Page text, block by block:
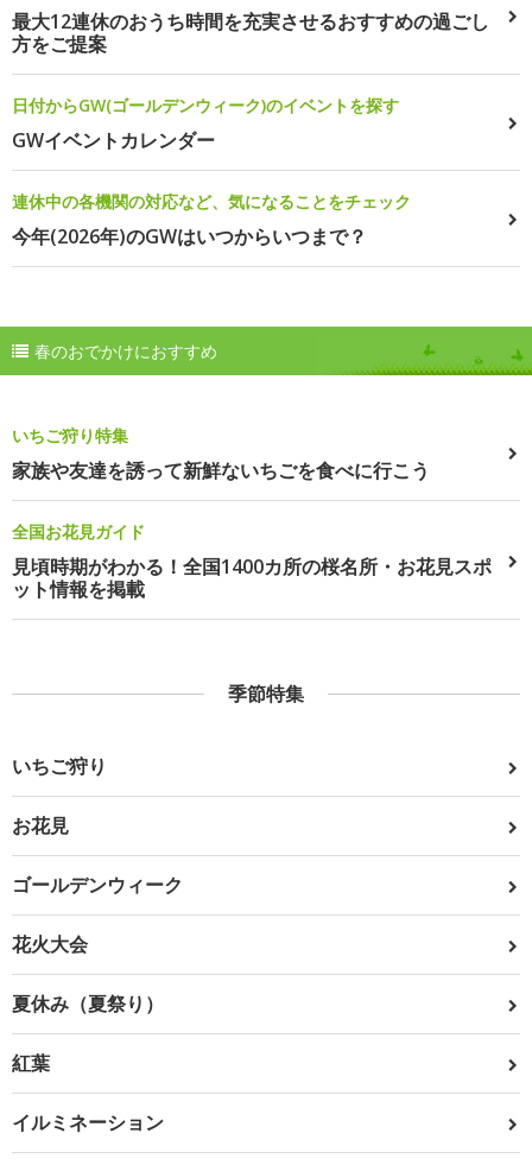
最大12連休のおうち時間を充実させるおすすめの過ごし
方をご提案
日付からGW(ゴールデンウィーク)のイベントを探す
GWイベントカレンダー
連休中の各機関の対応など、気になることをチェック
今年(2026年)のGWはいつからいつまで？
春のおでかけにおすすめ
いちご狩り特集
家族や友達を誘って新鮮ないちごを食べに行こう
全国お花見ガイド
見頃時期がわかる！全国1400カ所の桜名所・お花見スポ
ット情報を掲載
季節特集
いちご狩り
お花見
ゴールデンウィーク
花火大会
夏休み（夏祭り）
紅葉
イルミネーション